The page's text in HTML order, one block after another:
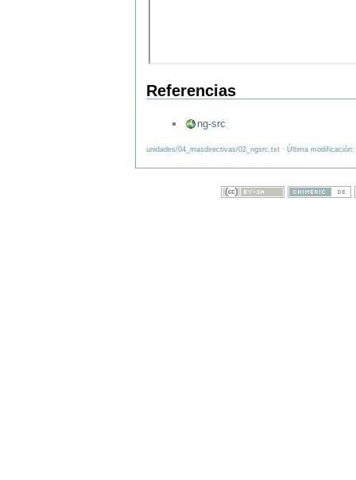
Referencias
ng-src
unidades/04_masdirectivas/02_ngsrc.txt · Última